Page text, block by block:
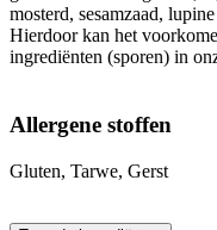
mosterd, sesamzaad,
Hierdoor kan het
ingrediënten (sporen) in
Allergene stoffen
Gluten, Tarwe, Gerst